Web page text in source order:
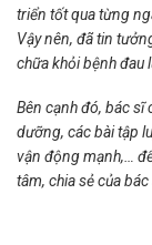
triển tốt qua từng
Vậy nên, đã tin
chữa khỏi bệnh đau
Bên cạnh đó, bác sĩ
dưỡng, các bài tập
vận động mạnh,…
tâm, chia sẻ của